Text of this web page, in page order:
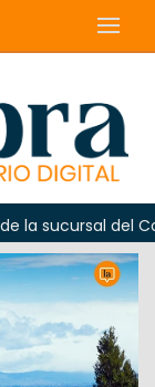
del Correo